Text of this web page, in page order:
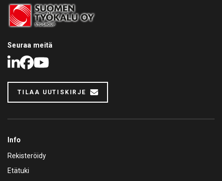
Seuraa meitä
LinkedIn
Facebook
Youtube
TILAA UUTISKIRJE
Info
Rekisteröidy
Etätuki